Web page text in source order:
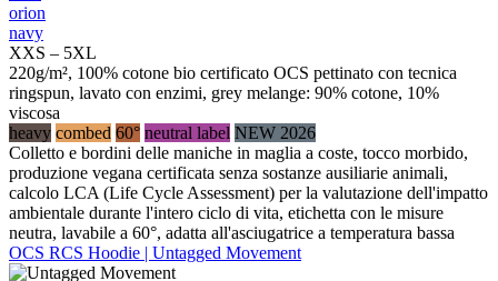
orion
navy
XXS – 5XL
220g/m², 100% cotone bio certificato OCS pettinato con tecnica
ringspun, lavato con enzimi, grey melange: 90% cotone, 10%
viscosa
heavy combed 60° neutral label NEW 2026
Colletto e bordini delle maniche in maglia a coste, tocco morbido,
produzione vegana certificata senza sostanze ausiliarie animali,
calcolo LCA (Life Cycle Assessment) per la valutazione dell'impatto
ambientale durante l'intero ciclo di vita, etichetta con le misure
neutra, lavabile a 60°, adatta all'asciugatrice a temperatura bassa
OCS RCS Hoodie | Untagged Movement